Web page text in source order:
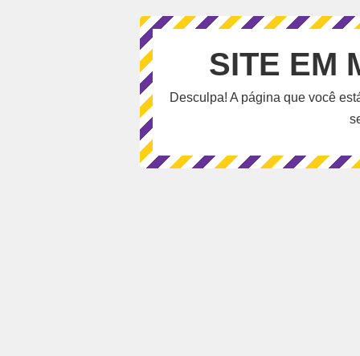
SITE EM
Desculpa! A página que você